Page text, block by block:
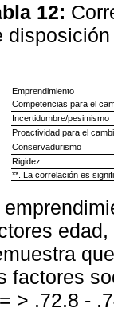
12:
Emprendimiento
Competencias para el
Incertidumbre/pesimismo
Proactividad para el
Conservadurismo
Rigidez
**. La correlación es
factores
> .72.8 -